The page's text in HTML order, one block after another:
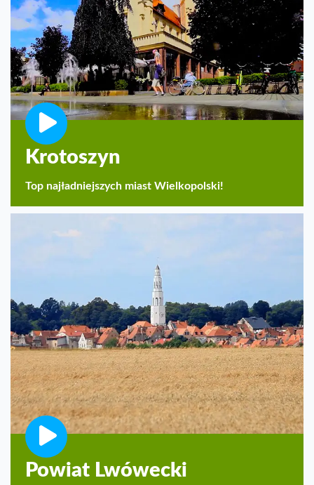
Krotoszyn
Top najładniejszych miast Wielkopolski!
Powiat Lwówecki